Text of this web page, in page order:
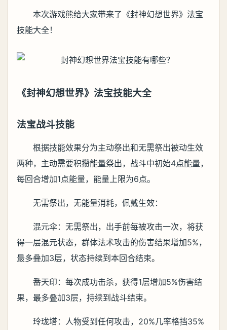
本次游戏熊给大家带来了《封神幻想世界》法宝
技能大全！
《封神幻想世界》法宝技能大全
法宝战斗技能
根据技能效果分为主动祭出和无需祭出被动生效
两种，主动需要积攒能量祭出，战斗中初始4点能量，
每回合增加1点能量，能量上限为6点。
无需祭出，无能量消耗，佩戴生效：
混元伞：无需祭出，出手前每被攻击一次，将获
得一层混元状态，群体法术攻击的伤害结果增加5%，
最多叠加3层，状态持续到本回合结束。
番天印：每次成功击杀，获得1层增加5%伤害结
果，最多叠加3层，持续到战斗结束。
玲珑塔：人物受到任何攻击，20%几率格挡35%